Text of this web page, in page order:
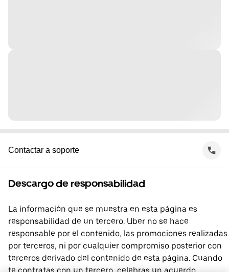
Contactar a soporte
Descargo de responsabilidad
La información que se muestra en esta página es
responsabilidad de un tercero. Uber no se hace
responsable por el contenido, las promociones realizadas
por terceros, ni por cualquier compromiso posterior con
terceros derivado del contenido de esta página. Cuando